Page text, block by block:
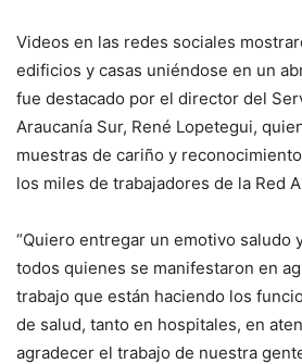
Videos en las redes sociales
edificios y casas uniéndose en un
fue destacado por el director del
Araucanía Sur, René Lopetegui,
muestras de cariño y
los miles de trabajadores de la Red
“Quiero entregar un emotivo saludo
todos quienes se manifestaron en
trabajo que están haciendo los
de salud, tanto en hospitales, en
agradecer el trabajo de nuestra